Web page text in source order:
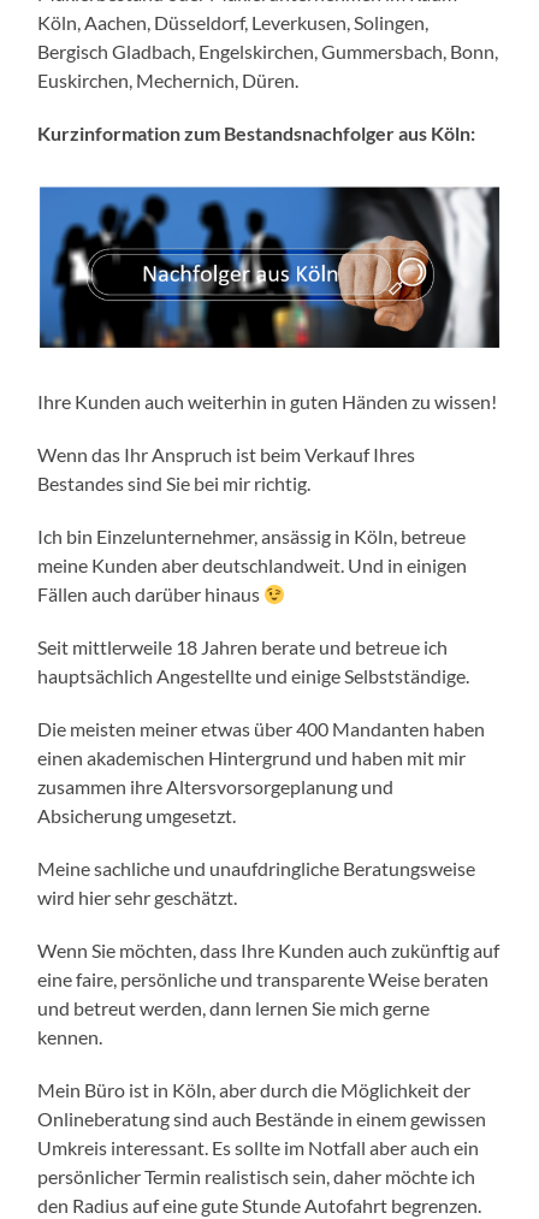
Köln, Aachen, Düsseldorf, Leverkusen, Solingen,
Bergisch Gladbach, Engelskirchen, Gummersbach, Bonn,
Euskirchen, Mechernich, Düren.
Kurzinformation zum Bestandsnachfolger aus Köln:
Ihre Kunden auch weiterhin in guten Händen zu wissen!
Wenn das Ihr Anspruch ist beim Verkauf Ihres
Bestandes sind Sie bei mir richtig.
Ich bin Einzelunternehmer, ansässig in Köln, betreue
meine Kunden aber deutschlandweit. Und in einigen
Fällen auch darüber hinaus
Seit mittlerweile 18 Jahren berate und betreue ich
hauptsächlich Angestellte und einige Selbstständige.
Die meisten meiner etwas über 400 Mandanten haben
einen akademischen Hintergrund und haben mit mir
zusammen ihre Altersvorsorgeplanung und
Absicherung umgesetzt.
Meine sachliche und unaufdringliche Beratungsweise
wird hier sehr geschätzt.
Wenn Sie möchten, dass Ihre Kunden auch zukünftig auf
eine faire, persönliche und transparente Weise beraten
und betreut werden, dann lernen Sie mich gerne
kennen.
Mein Büro ist in Köln, aber durch die Möglichkeit der
Onlineberatung sind auch Bestände in einem gewissen
Umkreis interessant. Es sollte im Notfall aber auch ein
persönlicher Termin realistisch sein, daher möchte ich
den Radius auf eine gute Stunde Autofahrt begrenzen.